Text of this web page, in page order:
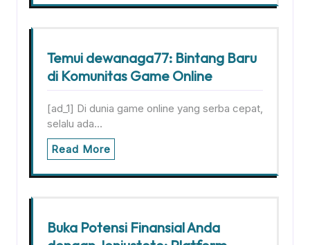
Temui dewanaga77: Bintang Baru
di Komunitas Game Online
[ad_1] Di dunia game online yang serba cepat,
selalu ada…
Read More
Buka Potensi Finansial Anda